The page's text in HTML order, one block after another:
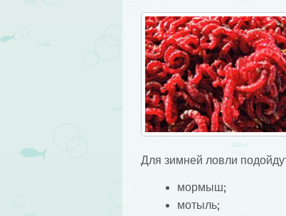
Для зимней ловли
мормыш;
мотыль;